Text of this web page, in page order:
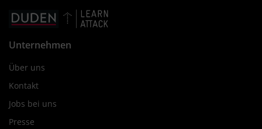
Unternehmen
Über uns
Kontakt
Jobs bei uns
Presse